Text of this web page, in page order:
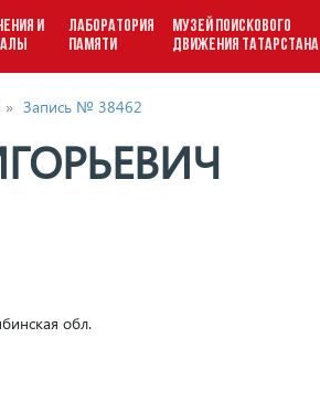
И
ЛАБОРАТОРИЯ
ПАМЯТИ
МУЗЕЙ ПОИСКОВОГО
ДВИЖЕНИЯ ТАТАРСТАНА
» Запись № 38462
обл.